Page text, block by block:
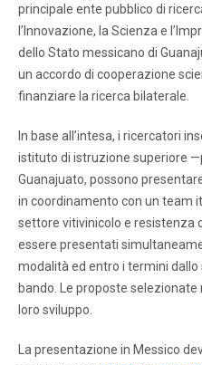
principale ente pubblico di
l’Innovazione, la Scienza e
dello Stato messicano di
un accordo di cooperazione
finanziare la ricerca bilaterale.
In base all’intesa, i ricercatori
istituto di istruzione superiore
Guanajuato, possono
in coordinamento con un team
settore vitivinicolo e resistenza
essere presentati
modalità ed entro i termini
bando. Le proposte
loro sviluppo.
La presentazione in Messico